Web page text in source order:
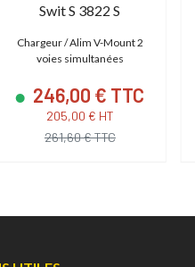
Swit S 3822 S
Chargeur / Alim V-Mount 2
voies simultanées
246,00 € TTC
205,00 € HT
261,60 € TTC